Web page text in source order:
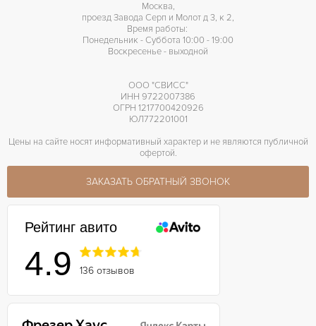
Москва,
проезд Завода Серп и Молот д 3, к 2,
Время работы:
Понедельник - Суббота 10:00 - 19:00
Воскресенье - выходной
ООО "СВИСС"
ИНН 9722007386
ОГРН 1217700420926
ЮЛ772201001
Цены на сайте носят информативный характер и не являются публичной
офертой.
ЗАКАЗАТЬ ОБРАТНЫЙ ЗВОНОК
Рейтинг авито
4.9 136 отзывов